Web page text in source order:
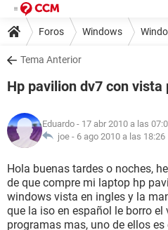
Foros Windows
Tema Anterior
Hp pavilion dv7 con vista
Eduardo - 17 abr 2010 a las
joe - 6 ago 2010 a las 18:26
Hola buenas tardes o noches,
de que compre mi laptop hp
windows vista en ingles y la
que la iso en español le borro
programas mas, uno de ellos